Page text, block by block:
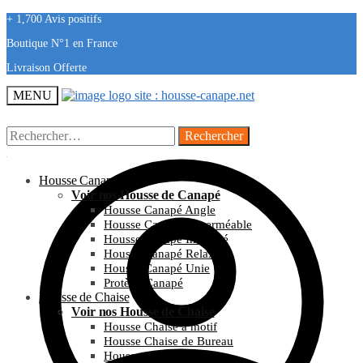
+ 1,700 Avis positifs
Boutique N°1 en France
Livraison Offerte
MENU
Rechercher :
Housse Canapé
Voir nos Housse de Canapé
Housse Canapé Angle
Housse Canapé Imperméable
Housse Canapé Imprimé
Housse Canapé Relax
Housse Canapé Unie
Protège Canapé
Housse de Chaise
Voir nos Housse de Chaise
Housse Chaise à motif
Housse Chaise de Bureau
Housse Chaise Mariage